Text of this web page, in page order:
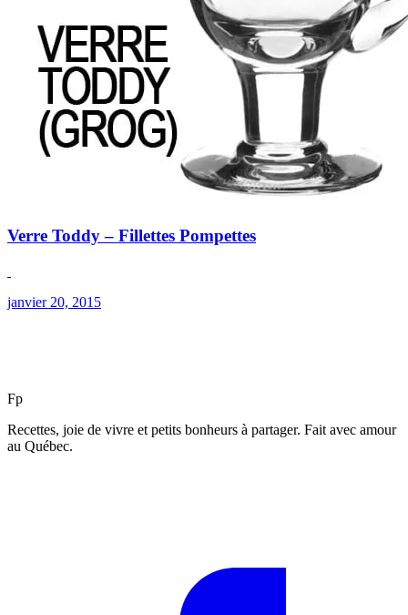
Verre Toddy – Fillettes Pompettes
janvier 20, 2015
Fp
Recettes, joie de vivre et petits bonheurs à partager. Fait avec amour
au Québec.